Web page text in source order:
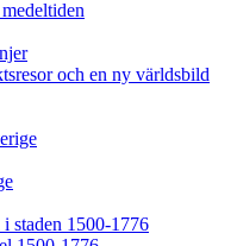
och en ny världsbild
staden 1500-1776